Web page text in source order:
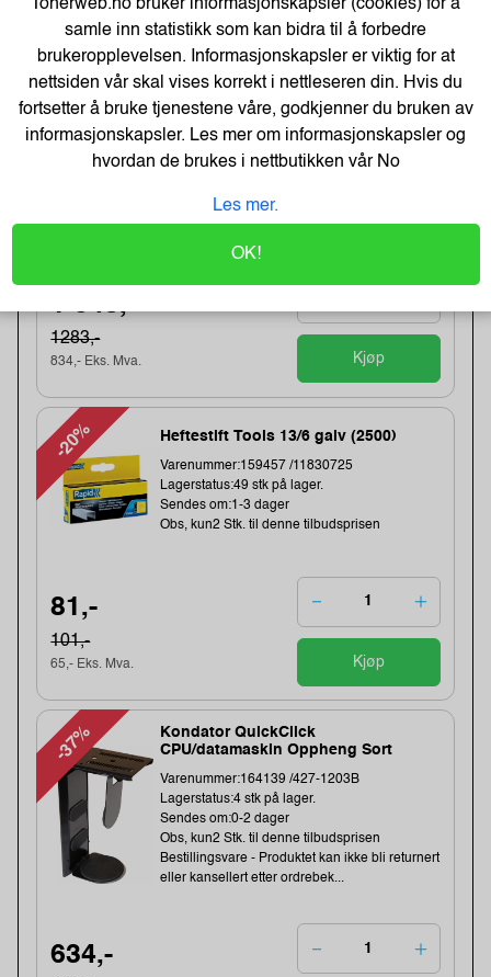
Kjøp
-19%
Direct thermal receipt roll 101,6 mm
wide, 32,2 meter length
Varenummer:240538 /BDL7J000102058
Sendes om:0-2 dager
Bestillingsvare - Produktet kan ikke bli returnert
1 043,-
1283,-
834,- Eks. Mva. Kjøp
-20% Heftestift Tools 13/6 galv (2500)
Varenummer:159457 /11830725
Lagerstatus:49 stk på lager.
Sendes om:1-3 dager
Obs, kun2 Stk. til denne tilbudsprisen
81,-
101,-
65,- Eks. Mva. Kjøp
-37%
Kondator QuickClick
CPU/datamaskin Oppheng Sort
Varenummer:164139 /427-1203B
Lagerstatus:4 stk på lager.
Sendes om:0-2 dager
Obs, kun2 Stk. til denne tilbudsprisen
Bestillingsvare - Produktet kan ikke bli returnert
eller kansellert etter ordrebek...
634,-
Tonerweb.no bruker informasjonskapsler (cookies) for å
samle inn statistikk som kan bidra til å forbedre
brukeropplevelsen. Informasjonskapsler er viktig for at
nettsiden vår skal vises korrekt i nettleseren din. Hvis du
fortsetter å bruke tjenestene våre, godkjenner du bruken av
informasjonskapsler. Les mer om informasjonskapsler og
hvordan de brukes i nettbutikken vårNo
Les mer.
OK!